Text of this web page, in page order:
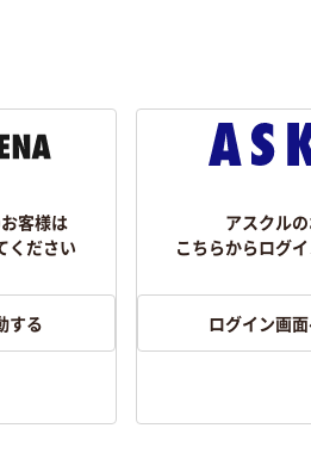
客様は
ください
する
アスクル
こちらからログ
ログイン画